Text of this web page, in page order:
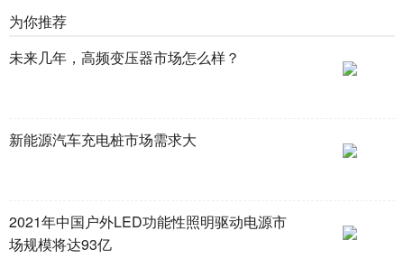
为你推荐
未来几年，高频变压器市场怎么样？
新能源汽车充电桩市场需求大
2021年中国户外LED功能性照明驱动电源市
场规模将达93亿